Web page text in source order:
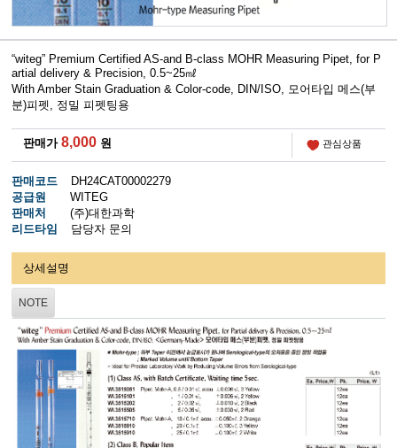
“witeg” Premium Certified AS-and B-class MOHR Measuring Pipet, for P
artial delivery & Precision, 0.5~25㎖
With Amber Stain Graduation & Color-code, DIN/ISO, 모어타입 메스(부
분)피펫, 정밀 피펫팅용
판매가8,000 원 관심상품
판매코드
DH24CAT00002279
공급원
WITEG
판매처
(주)대한과학
리드타임
담당자 문의
상세설명
NOTE